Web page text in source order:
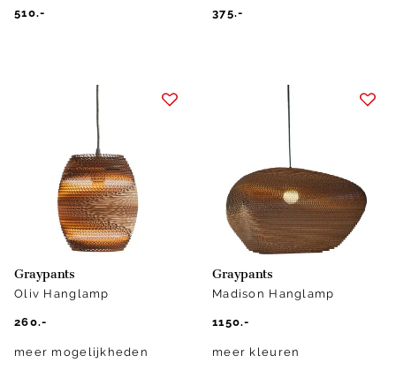
510.- 375.-
Graypants
Oliv Hanglamp
260.-
meer mogelijkheden
Graypants
Madison Hanglamp
1150.-
meer kleuren